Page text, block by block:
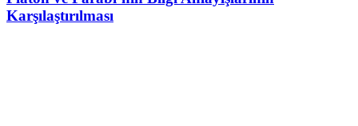
Karşılaştırılması